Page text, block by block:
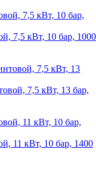
7,5 кВт, 10 бар, 1000
7,5 кВт, 13 бар,
11 кВт, 10 бар, 1400